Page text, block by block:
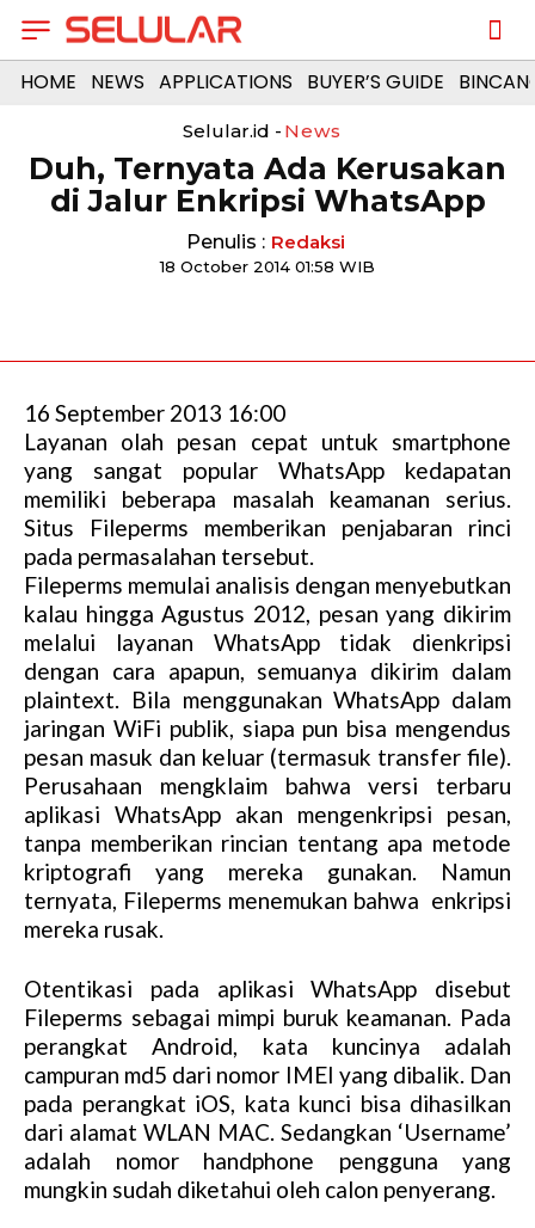
HOME NEWS APPLICATIONS BUYER’S GUIDE
Selular.id - News
Duh, Ternyata Ada Kerusakan
di Jalur Enkripsi WhatsApp
Penulis : Redaksi
18 October 2014 01:58 WIB
16 September 2013 16:00
Layanan olah pesan cepat untuk smartphone
yang sangat popular WhatsApp kedapatan
memiliki beberapa masalah keamanan serius.
Situs Fileperms memberikan penjabaran rinci
pada permasalahan tersebut.
Fileperms memulai analisis dengan menyebutkan
kalau hingga Agustus 2012, pesan yang dikirim
melalui layanan WhatsApp tidak dienkripsi
dengan cara apapun, semuanya dikirim dalam
plaintext. Bila menggunakan WhatsApp dalam
jaringan WiFi publik, siapa pun bisa mengendus
pesan masuk dan keluar (termasuk transfer file).
Perusahaan mengklaim bahwa versi terbaru
aplikasi WhatsApp akan mengenkripsi pesan,
tanpa memberikan rincian tentang apa metode
kriptografi yang mereka gunakan. Namun
ternyata, Fileperms menemukan bahwa enkripsi
mereka rusak.
Otentikasi pada aplikasi WhatsApp disebut
Fileperms sebagai mimpi buruk keamanan. Pada
perangkat Android, kata kuncinya adalah
campuran md5 dari nomor IMEI yang dibalik. Dan
pada perangkat iOS, kata kunci bisa dihasilkan
dari alamat WLAN MAC. Sedangkan ‘Username’
adalah nomor handphone pengguna yang
mungkin sudah diketahui oleh calon penyerang.